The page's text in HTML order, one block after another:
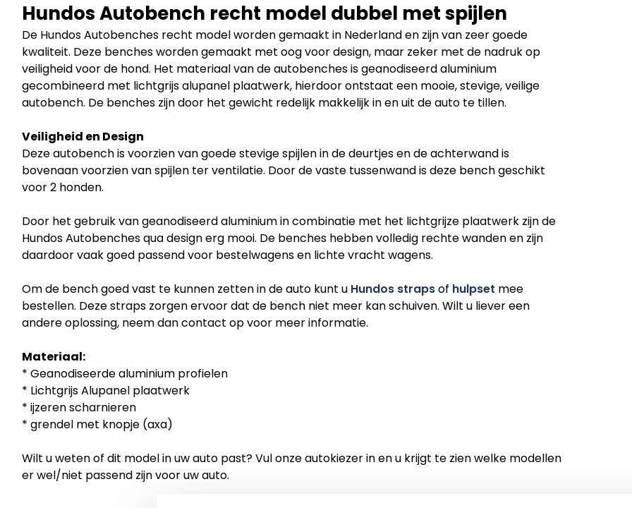
Hundos Autobench recht model dubbel met spijlen
De Hundos Autobenches recht model worden gemaakt in Nederland en zijn van zeer goede
kwaliteit. Deze benches worden gemaakt met oog voor design, maar zeker met de nadruk op
veiligheid voor de hond. Het materiaal van de autobenches is geanodiseerd aluminium
gecombineerd met lichtgrijs alupanel plaatwerk, hierdoor ontstaat een mooie, stevige, veilige
autobench. De benches zijn door het gewicht redelijk makkelijk in en uit de auto te tillen.
Veiligheid en Design
Deze autobench is voorzien van goede stevige spijlen in de deurtjes en de achterwand is
bovenaan voorzien van spijlen ter ventilatie. Door de vaste tussenwand is deze bench geschikt
voor 2 honden.
Door het gebruik van geanodiseerd aluminium in combinatie met het lichtgrijze plaatwerk zijn de
Hundos Autobenches qua design erg mooi. De benches hebben volledig rechte wanden en zijn
daardoor vaak goed passend voor bestelwagens en lichte vracht wagens.
Om de bench goed vast te kunnen zetten in de auto kunt u Hundos strapsof hulpset mee
bestellen. Deze straps zorgen ervoor dat de bench niet meer kan schuiven. Wilt u liever een
andere oplossing, neem dan contact op voor meer informatie.
Materiaal:
* Geanodiseerde aluminium profielen
* Lichtgrijs Alupanel plaatwerk
* ijzeren scharnieren
* grendel met knopje (axa)
Wilt u weten of dit model in uw auto past? Vul onze autokiezer in en u krijgt te zien welke modellen
er wel/niet passend zijn voor uw auto.